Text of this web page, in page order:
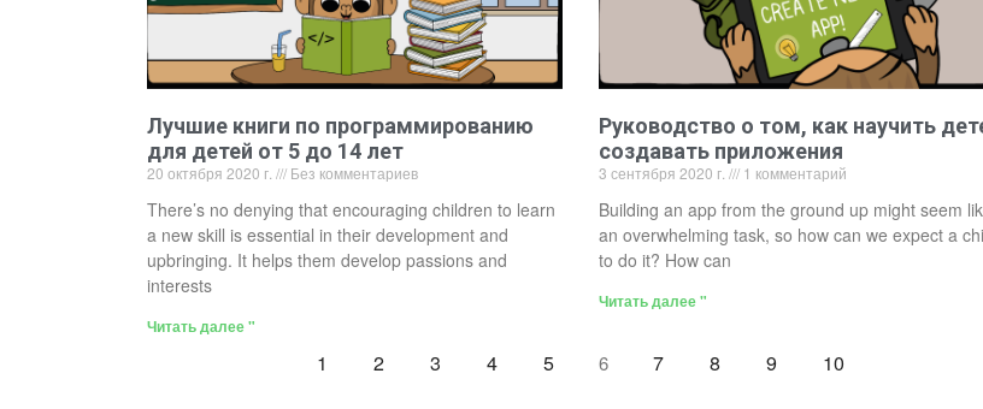
Лучшие книги по программированию
для детей от 5 до 14 лет
20 октября 2020 г. Без комментариев
There’s no denying that encouraging children to learn
a new skill is essential in their development and
upbringing. It helps them develop passions and
interests
Читать далее "
Руководство о том, как научить
создавать приложения
3 сентября 2020 г. 1 комментарий
Building an app from the ground up might seem
an overwhelming task, so how can we expect a
to do it? How can
Читать далее "
1 2 3 4 5 6 7 8 9 10